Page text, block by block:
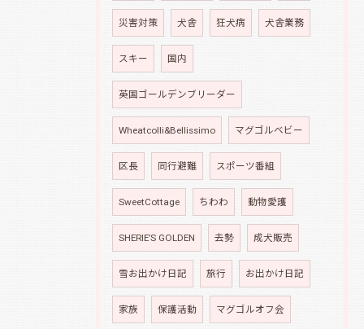
災害対策 犬舎 狂犬病 犬舎業務
スキー 国内
英国ゴールデンブリーダー
Wheatcolli&Bellissimo マグゴルベビー
区長 同行避難 スポーツ番組
SweetCottage ちわわ 動物愛護
SHERIE’S GOLDEN 去勢 成犬販売
雪お出かけ日記 旅行 お出かけ日記
家族 保護活動 マグゴルオフ会